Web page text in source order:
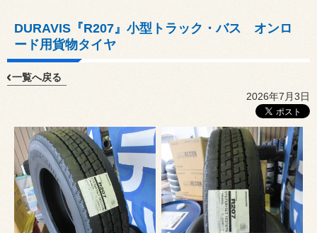
DURAVIS『R207』小型トラック・バス オンロ
ード用貨物タイヤ
一覧へ戻る
2026年7月3日